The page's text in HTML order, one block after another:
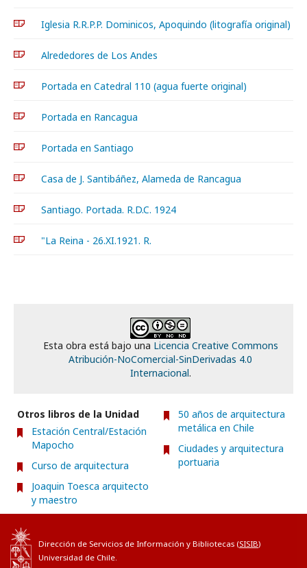
Iglesia R.R.P.P. Dominicos, Apoquindo (litografía original)
Alrededores de Los Andes
Portada en Catedral 110 (agua fuerte original)
Portada en Rancagua
Portada en Santiago
Casa de J. Santibáñez, Alameda de Rancagua
Santiago. Portada. R.D.C. 1924
"La Reina - 26.XI.1921. R.
Esta obra está bajo una Licencia Creative Commons
Atribución-NoComercial-SinDerivadas 4.0
Internacional.
Otros libros de la Unidad
Estación Central/Estación
Mapocho
Curso de arquitectura
Joaquin Toesca arquitecto
y maestro
50 años de arquitectura
metálica en Chile
Ciudades y arquitectura
portuaria
Dirección de Servicios de Información y Bibliotecas (SISIB)
Universidad de Chile.